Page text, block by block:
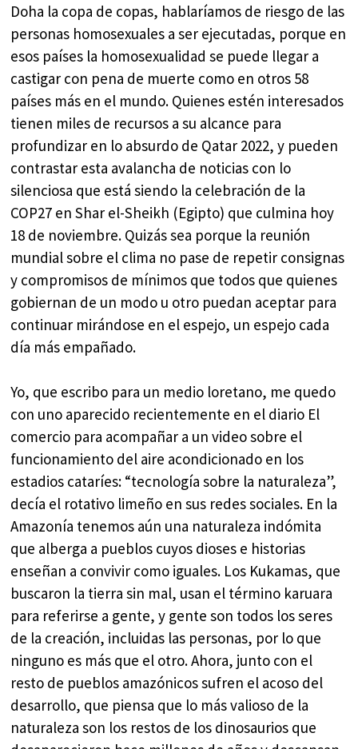
Doha la copa de copas, hablaríamos de riesgo de las
personas homosexuales a ser ejecutadas, porque en
esos países la homosexualidad se puede llegar a
castigar con pena de muerte como en otros 58
países más en el mundo. Quienes estén interesados
tienen miles de recursos a su alcance para
profundizar en lo absurdo de Qatar 2022, y pueden
contrastar esta avalancha de noticias con lo
silenciosa que está siendo la celebración de la
COP27 en Shar el-Sheikh (Egipto) que culmina hoy
18 de noviembre. Quizás sea porque la reunión
mundial sobre el clima no pase de repetir consignas
y compromisos de mínimos que todos que quienes
gobiernan de un modo u otro puedan aceptar para
continuar mirándose en el espejo, un espejo cada
día más empañado.
Yo, que escribo para un medio loretano, me quedo
con uno aparecido recientemente en el diario El
comercio para acompañar a un video sobre el
funcionamiento del aire acondicionado en los
estadios cataríes: “tecnología sobre la naturaleza”,
decía el rotativo limeño en sus redes sociales. En la
Amazonía tenemos aún una naturaleza indómita
que alberga a pueblos cuyos dioses e historias
enseñan a convivir como iguales. Los Kukamas, que
buscaron la tierra sin mal, usan el término karuara
para referirse a gente, y gente son todos los seres
de la creación, incluidas las personas, por lo que
ninguno es más que el otro. Ahora, junto con el
resto de pueblos amazónicos sufren el acoso del
desarrollo, que piensa que lo más valioso de la
naturaleza son los restos de los dinosaurios que